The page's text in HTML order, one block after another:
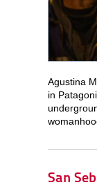
Agustina
in
San